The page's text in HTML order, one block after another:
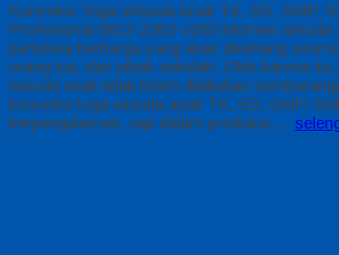
Konveksi Toga Wisuda Anak TK, SD, SMP,
Profesional 0812-2282-1060 Momen wisuda
peristiwa berharga yang akan dikenang
orang tua, dan pihak sekolah. Oleh karena
wisuda anak tidak boleh dilakukan
konveksi toga wisuda anak TK, SD, SMP,
berpengalaman, rapi dalam produksi,…